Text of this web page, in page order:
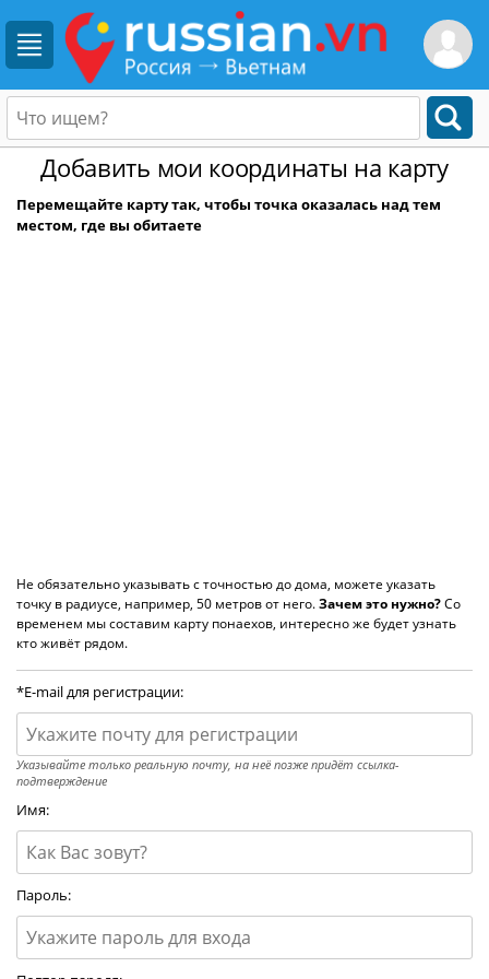
Добавить мои координаты на карту
Перемещайте карту так, чтобы точка оказалась над тем
местом, где вы обитаете
Не обязательно указывать с точностью до дома, можете указать
точку в радиусе, например, 50 метров от него.Зачем это нужно?Со
временем мы составим карту понаехов, интересно же будет узнать
кто живёт рядом.
*E-mail для регистрации:
Указывайте только реальную почту, на неё позже придёт ссылка-
подтверждение
Имя:
Пароль: